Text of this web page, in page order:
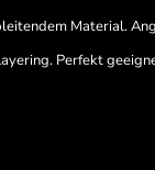
Material.
Perfekt